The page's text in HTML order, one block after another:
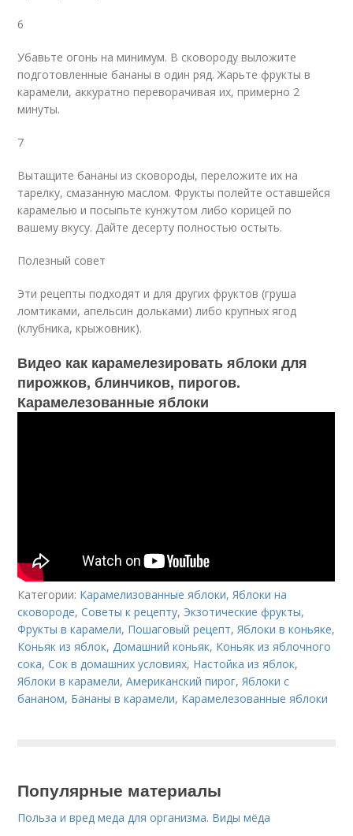
6
Убавьте огонь на минимум. В сковороду выложите
подготовленные бананы в один ряд. Жарьте фрукты в
карамели, аккуратно переворачивая их, примерно 2
минуты.
7
Вытащите бананы из сковороды, переложите их на
тарелку, смазанную маслом. Фрукты полейте оставшейся
карамелью и посыпьте кунжутом либо корицей по
вашему вкусу. Дайте десерту полностью остыть.
Полезный совет
Эти рецепты подходят и для других фруктов (груша
ломтиками, апельсин дольками) либо крупных ягод
(клубника, крыжовник).
Видео как карамелезировать яблоки для
пирожков, блинчиков, пирогов.
Карамелезованные яблоки
Категории: Карамелизованные яблоки,Яблоки на
сковороде,Советы к рецепту, Экзотические фрукты,
Фрукты в карамели, Пошаговый рецепт,Яблоки в коньяке,
Коньяк из яблок,Домашний коньяк, Коньяк из яблочного
сока,Сок в домашних условиях, Настойка из яблок,
Яблоки в карамели,Американский пирог,Яблоки с
бананом, Бананы в карамели, Карамелезованные яблоки
Популярные материалы
Польза и вред меда для организма. Виды мёда